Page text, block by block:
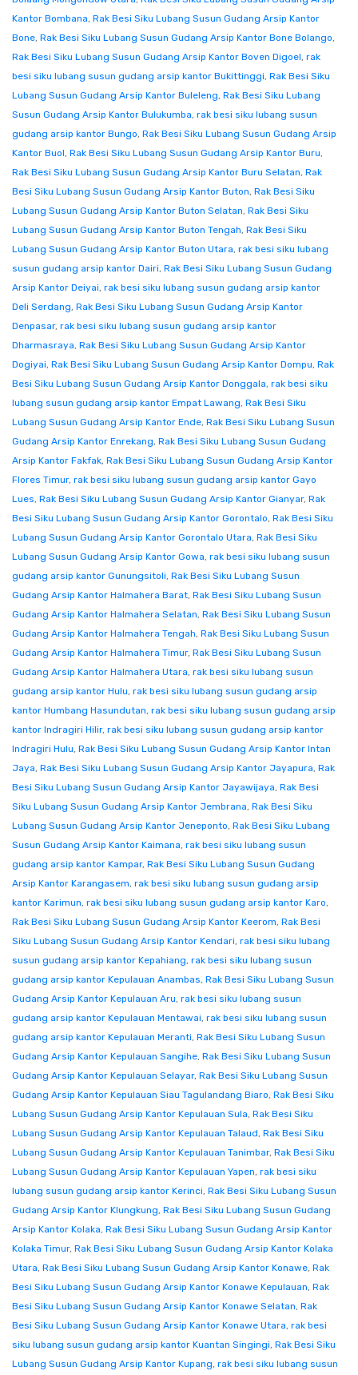
Kantor Bombana, Rak Besi Siku Lubang Susun Gudang Arsip Kantor
Bone, Rak Besi Siku Lubang Susun Gudang Arsip Kantor Bone Bolango,
Rak Besi Siku Lubang Susun Gudang Arsip Kantor Boven Digoel, rak
besi siku lubang susun gudang arsip kantor Bukittinggi, Rak Besi Siku
Lubang Susun Gudang Arsip Kantor Buleleng, Rak Besi Siku Lubang
Susun Gudang Arsip Kantor Bulukumba, rak besi siku lubang susun
gudang arsip kantor Bungo, Rak Besi Siku Lubang Susun Gudang Arsip
Kantor Buol, Rak Besi Siku Lubang Susun Gudang Arsip Kantor Buru,
Rak Besi Siku Lubang Susun Gudang Arsip Kantor Buru Selatan, Rak
Besi Siku Lubang Susun Gudang Arsip Kantor Buton, Rak Besi Siku
Lubang Susun Gudang Arsip Kantor Buton Selatan, Rak Besi Siku
Lubang Susun Gudang Arsip Kantor Buton Tengah, Rak Besi Siku
Lubang Susun Gudang Arsip Kantor Buton Utara, rak besi siku lubang
susun gudang arsip kantor Dairi, Rak Besi Siku Lubang Susun Gudang
Arsip Kantor Deiyai, rak besi siku lubang susun gudang arsip kantor
Deli Serdang, Rak Besi Siku Lubang Susun Gudang Arsip Kantor
Denpasar, rak besi siku lubang susun gudang arsip kantor
Dharmasraya, Rak Besi Siku Lubang Susun Gudang Arsip Kantor
Dogiyai, Rak Besi Siku Lubang Susun Gudang Arsip Kantor Dompu, Rak
Besi Siku Lubang Susun Gudang Arsip Kantor Donggala, rak besi siku
lubang susun gudang arsip kantor Empat Lawang, Rak Besi Siku
Lubang Susun Gudang Arsip Kantor Ende, Rak Besi Siku Lubang Susun
Gudang Arsip Kantor Enrekang, Rak Besi Siku Lubang Susun Gudang
Arsip Kantor Fakfak, Rak Besi Siku Lubang Susun Gudang Arsip Kantor
Flores Timur, rak besi siku lubang susun gudang arsip kantor Gayo
Lues, Rak Besi Siku Lubang Susun Gudang Arsip Kantor Gianyar, Rak
Besi Siku Lubang Susun Gudang Arsip Kantor Gorontalo, Rak Besi Siku
Lubang Susun Gudang Arsip Kantor Gorontalo Utara, Rak Besi Siku
Lubang Susun Gudang Arsip Kantor Gowa, rak besi siku lubang susun
gudang arsip kantor Gunungsitoli, Rak Besi Siku Lubang Susun
Gudang Arsip Kantor Halmahera Barat, Rak Besi Siku Lubang Susun
Gudang Arsip Kantor Halmahera Selatan, Rak Besi Siku Lubang Susun
Gudang Arsip Kantor Halmahera Tengah, Rak Besi Siku Lubang Susun
Gudang Arsip Kantor Halmahera Timur, Rak Besi Siku Lubang Susun
Gudang Arsip Kantor Halmahera Utara, rak besi siku lubang susun
gudang arsip kantor Hulu, rak besi siku lubang susun gudang arsip
kantor Humbang Hasundutan, rak besi siku lubang susun gudang arsip
kantor Indragiri Hilir, rak besi siku lubang susun gudang arsip kantor
Indragiri Hulu, Rak Besi Siku Lubang Susun Gudang Arsip Kantor Intan
Jaya, Rak Besi Siku Lubang Susun Gudang Arsip Kantor Jayapura, Rak
Besi Siku Lubang Susun Gudang Arsip Kantor Jayawijaya, Rak Besi
Siku Lubang Susun Gudang Arsip Kantor Jembrana, Rak Besi Siku
Lubang Susun Gudang Arsip Kantor Jeneponto, Rak Besi Siku Lubang
Susun Gudang Arsip Kantor Kaimana, rak besi siku lubang susun
gudang arsip kantor Kampar, Rak Besi Siku Lubang Susun Gudang
Arsip Kantor Karangasem, rak besi siku lubang susun gudang arsip
kantor Karimun, rak besi siku lubang susun gudang arsip kantor Karo,
Rak Besi Siku Lubang Susun Gudang Arsip Kantor Keerom, Rak Besi
Siku Lubang Susun Gudang Arsip Kantor Kendari, rak besi siku lubang
susun gudang arsip kantor Kepahiang, rak besi siku lubang susun
gudang arsip kantor Kepulauan Anambas, Rak Besi Siku Lubang Susun
Gudang Arsip Kantor Kepulauan Aru, rak besi siku lubang susun
gudang arsip kantor Kepulauan Mentawai, rak besi siku lubang susun
gudang arsip kantor Kepulauan Meranti, Rak Besi Siku Lubang Susun
Gudang Arsip Kantor Kepulauan Sangihe, Rak Besi Siku Lubang Susun
Gudang Arsip Kantor Kepulauan Selayar, Rak Besi Siku Lubang Susun
Gudang Arsip Kantor Kepulauan Siau Tagulandang Biaro, Rak Besi Siku
Lubang Susun Gudang Arsip Kantor Kepulauan Sula, Rak Besi Siku
Lubang Susun Gudang Arsip Kantor Kepulauan Talaud, Rak Besi Siku
Lubang Susun Gudang Arsip Kantor Kepulauan Tanimbar, Rak Besi Siku
Lubang Susun Gudang Arsip Kantor Kepulauan Yapen, rak besi siku
lubang susun gudang arsip kantor Kerinci, Rak Besi Siku Lubang Susun
Gudang Arsip Kantor Klungkung, Rak Besi Siku Lubang Susun Gudang
Arsip Kantor Kolaka, Rak Besi Siku Lubang Susun Gudang Arsip Kantor
Kolaka Timur, Rak Besi Siku Lubang Susun Gudang Arsip Kantor Kolaka
Utara, Rak Besi Siku Lubang Susun Gudang Arsip Kantor Konawe, Rak
Besi Siku Lubang Susun Gudang Arsip Kantor Konawe Kepulauan, Rak
Besi Siku Lubang Susun Gudang Arsip Kantor Konawe Selatan, Rak
Besi Siku Lubang Susun Gudang Arsip Kantor Konawe Utara, rak besi
siku lubang susun gudang arsip kantor Kuantan Singingi, Rak Besi Siku
Lubang Susun Gudang Arsip Kantor Kupang, rak besi siku lubang susun